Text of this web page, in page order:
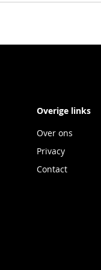
Overige links
Over ons
Privacy
Contact